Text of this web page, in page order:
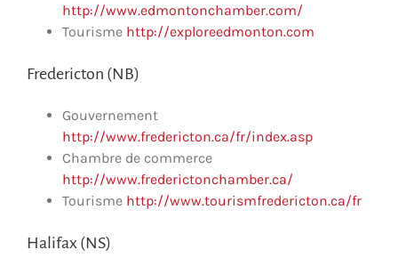
http://www.edmontonchamber.com/
Tourisme http://exploreedmonton.com
Fredericton (NB)
Gouvernement
http://www.fredericton.ca/fr/index.asp
Chambre de commerce
http://www.frederictonchamber.ca/
Tourisme http://www.tourismfredericton.ca/fr
Halifax (NS)